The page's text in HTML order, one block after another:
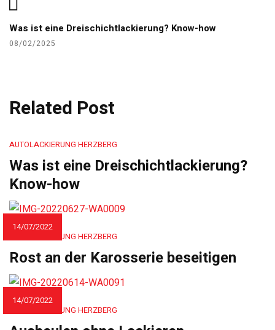
Was ist eine Dreischichtlackierung? Know-how
08/02/2025
Related Post
AUTOLACKIERUNG HERZBERG
Was ist eine Dreischichtlackierung?
Know-how
14/07/2022
AUTOLACKIERUNG HERZBERG
Rost an der Karosserie beseitigen
14/07/2022
AUTOLACKIERUNG HERZBERG